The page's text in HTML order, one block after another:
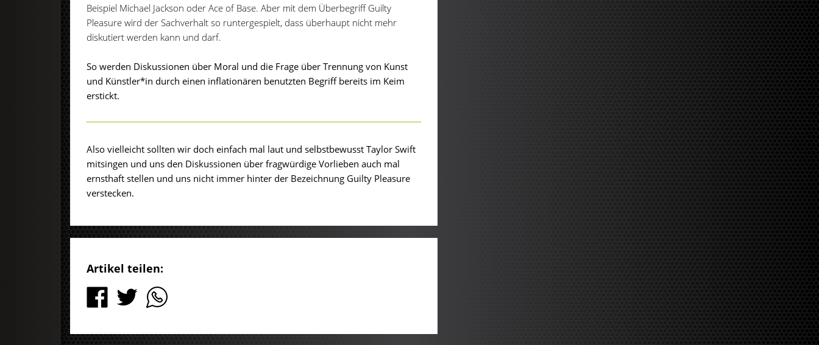
Beispiel Michael Jackson oder Ace of Base. Aber mit dem Überbegriff Guilty
Pleasure wird der Sachverhalt so runtergespielt, dass überhaupt nicht mehr
diskutiert werden kann und darf.
So werden Diskussionen über Moral und die Frage über Trennung von Kunst
und Künstler*in durch einen inflationären benutzten Begriff bereits im Keim
erstickt.
Also vielleicht sollten wir doch einfach mal laut und selbstbewusst Taylor Swift
mitsingen und uns den Diskussionen über fragwürdige Vorlieben auch mal
ernsthaft stellen und uns nicht immer hinter der Bezeichnung Guilty Pleasure
verstecken.
Artikel teilen: